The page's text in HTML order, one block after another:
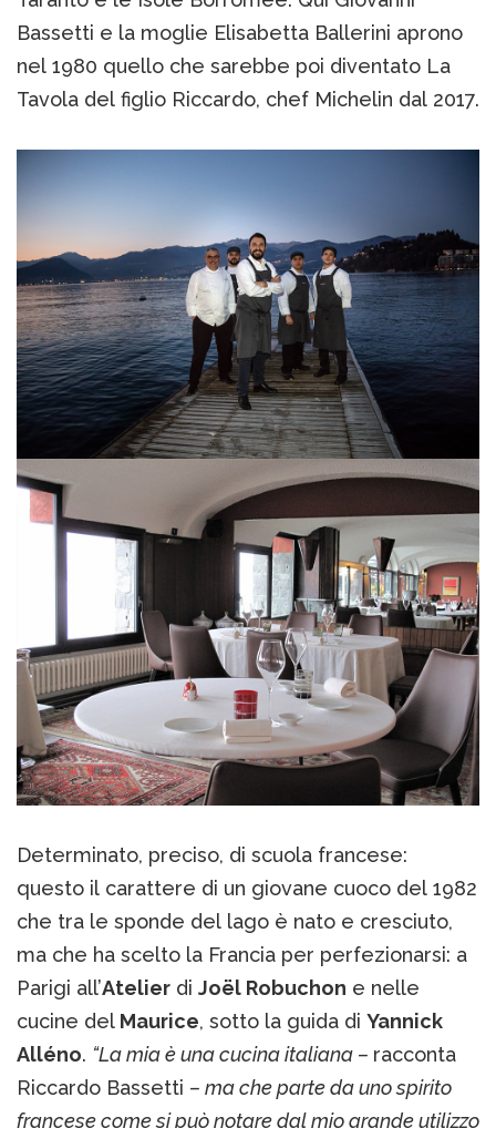
Bassetti e la moglie Elisabetta Ballerini aprono
nel 1980 quello che sarebbe poi diventato La
Tavola del figlio Riccardo, chef Michelin dal 2017.
Determinato, preciso, di scuola francese:
questo il carattere di un giovane cuoco del 1982
che tra le sponde del lago è nato e cresciuto,
ma che ha scelto la Francia per perfezionarsi: a
Parigi all’Atelier di Joël Robuchon e nelle
cucine del Maurice, sotto la guida di Yannick
Alléno. “La mia è una cucina italiana – racconta
Riccardo Bassetti – ma che parte da uno spirito
francese come si può notare dal mio grande utilizzo